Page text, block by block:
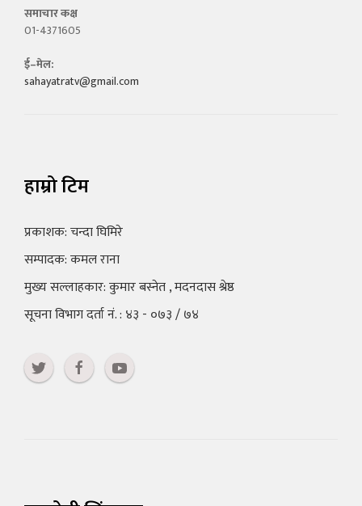
समाचार कक्ष
01-4371605
ई–मेल:
sahayatratv@gmail.com
हाम्रो टिम
प्रकाशक: चन्दा घिमिरे
सम्पादक: कमल राना
मुख्य सल्लाहकार: कुमार बस्नेत , मदनदास श्रेष्ठ
सूचना विभाग दर्ता नं. : ४३ - ०७३ / ७४